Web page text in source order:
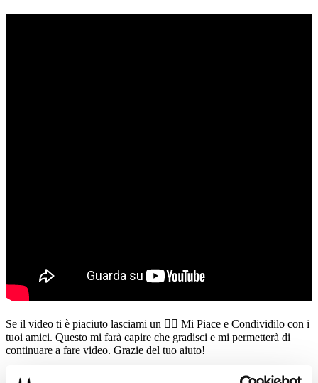
Se il video ti è piaciuto lasciami un 👍🏻 Mi Piace e Condividilo con i
tuoi amici. Questo mi farà capire che gradisci e mi permetterà di
continuare a fare video. Grazie del tuo aiuto!
PS: Seguimi sui miei canali per essere sempre aggiornato sulle mie